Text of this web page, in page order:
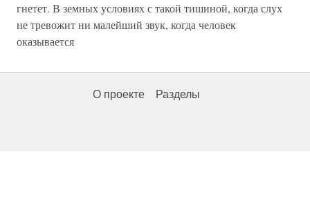
гнетет. В земных условиях с такой тишиной, когда слух
не тревожит ни малейший звук, когда человек
оказывается
О проекте Разделы